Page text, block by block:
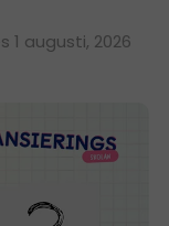
1 augusti, 2026